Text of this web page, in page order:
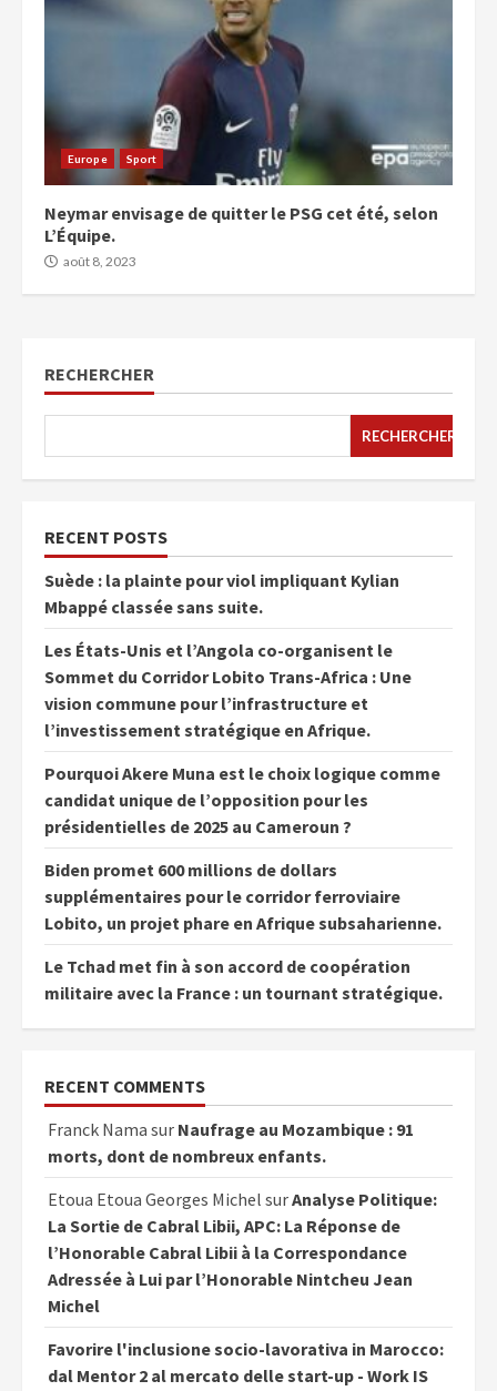
Europe Sport
Neymar envisage de quitter le PSG cet été, selon
L’Équipe.
août 8, 2023
RECHERCHER
RECHERCHER
RECENT POSTS
Suède : la plainte pour viol impliquant Kylian
Mbappé classée sans suite.
Les États-Unis et l’Angola co-organisent le
Sommet du Corridor Lobito Trans-Africa : Une
vision commune pour l’infrastructure et
l’investissement stratégique en Afrique.
Pourquoi Akere Muna est le choix logique comme
candidat unique de l’opposition pour les
présidentielles de 2025 au Cameroun ?
Biden promet 600 millions de dollars
supplémentaires pour le corridor ferroviaire
Lobito, un projet phare en Afrique subsaharienne.
Le Tchad met fin à son accord de coopération
militaire avec la France : un tournant stratégique.
RECENT COMMENTS
Franck Nama sur Naufrage au Mozambique : 91
morts, dont de nombreux enfants.
Etoua Etoua Georges Michel surAnalyse Politique:
La Sortie de Cabral Libii, APC: La Réponse de
l’Honorable Cabral Libii à la Correspondance
Adressée à Lui par l’Honorable Nintcheu Jean
Michel
Favorire l'inclusione socio-lavorativa in Marocco:
dal Mentor 2 al mercato delle start-up - Work IS